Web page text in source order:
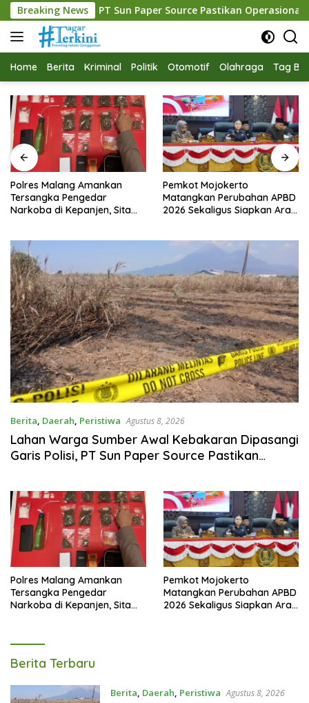
Langsung
ke
konten
Breaking News
Paper Source Pastikan Operasional Berjalan Normal
Home Berita Kriminal Politik Otomotif Olahraga Tag
Polres Malang Amankan
Tersangka Pengedar
Narkoba di Kepanjen, Sita
Pemkot Mojokerto
Matangkan Perubahan APBD
2026 Sekaligus Siapkan Arah
Berita, Daerah, Peristiwa Agustus 8, 2026
Lahan Warga Sumber Awal Kebakaran Dipasangi
Garis Polisi, PT Sun Paper Source Pastikan
Polres Malang Amankan
Tersangka Pengedar
Narkoba di Kepanjen, Sita
Pemkot Mojokerto
Matangkan Perubahan APBD
2026 Sekaligus Siapkan Arah
Tagarterkini
Berita Terbaru
Berita, Daerah, Peristiwa Agustus 8, 2026